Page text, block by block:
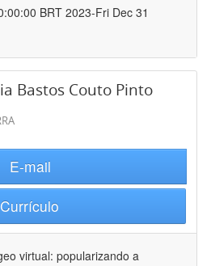
BRT 2023-Fri Dec 31
Bastos Couto Pinto
E-mail
Currículo
virtual: popularizando a